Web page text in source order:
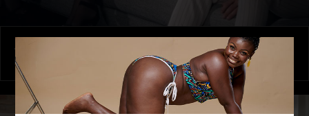
Amitié brûlante
MILENA RAY